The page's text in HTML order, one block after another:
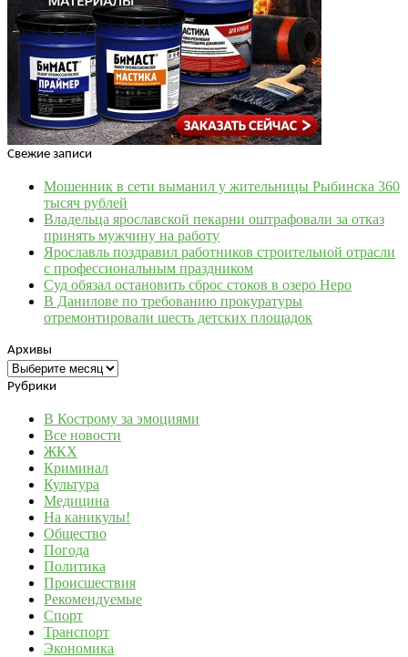
Свежие записи
Мошенник в сети выманил у жительницы Рыбинска 360
тысяч рублей
Владельца ярославской пекарни оштрафовали за отказ
принять мужчину на работу
Ярославль поздравил работников строительной отрасли
с профессиональным праздником
Суд обязал остановить сброс стоков в озеро Неро
В Данилове по требованию прокуратуры
отремонтировали шесть детских площадок
Архивы
Архивы
Рубрики
В Кострому за эмоциями
Все новости
ЖКХ
Криминал
Культура
Медицина
На каникулы!
Общество
Погода
Политика
Происшествия
Рекомендуемые
Спорт
Транспорт
Экономика